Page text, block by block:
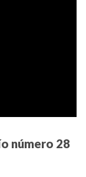
número 28